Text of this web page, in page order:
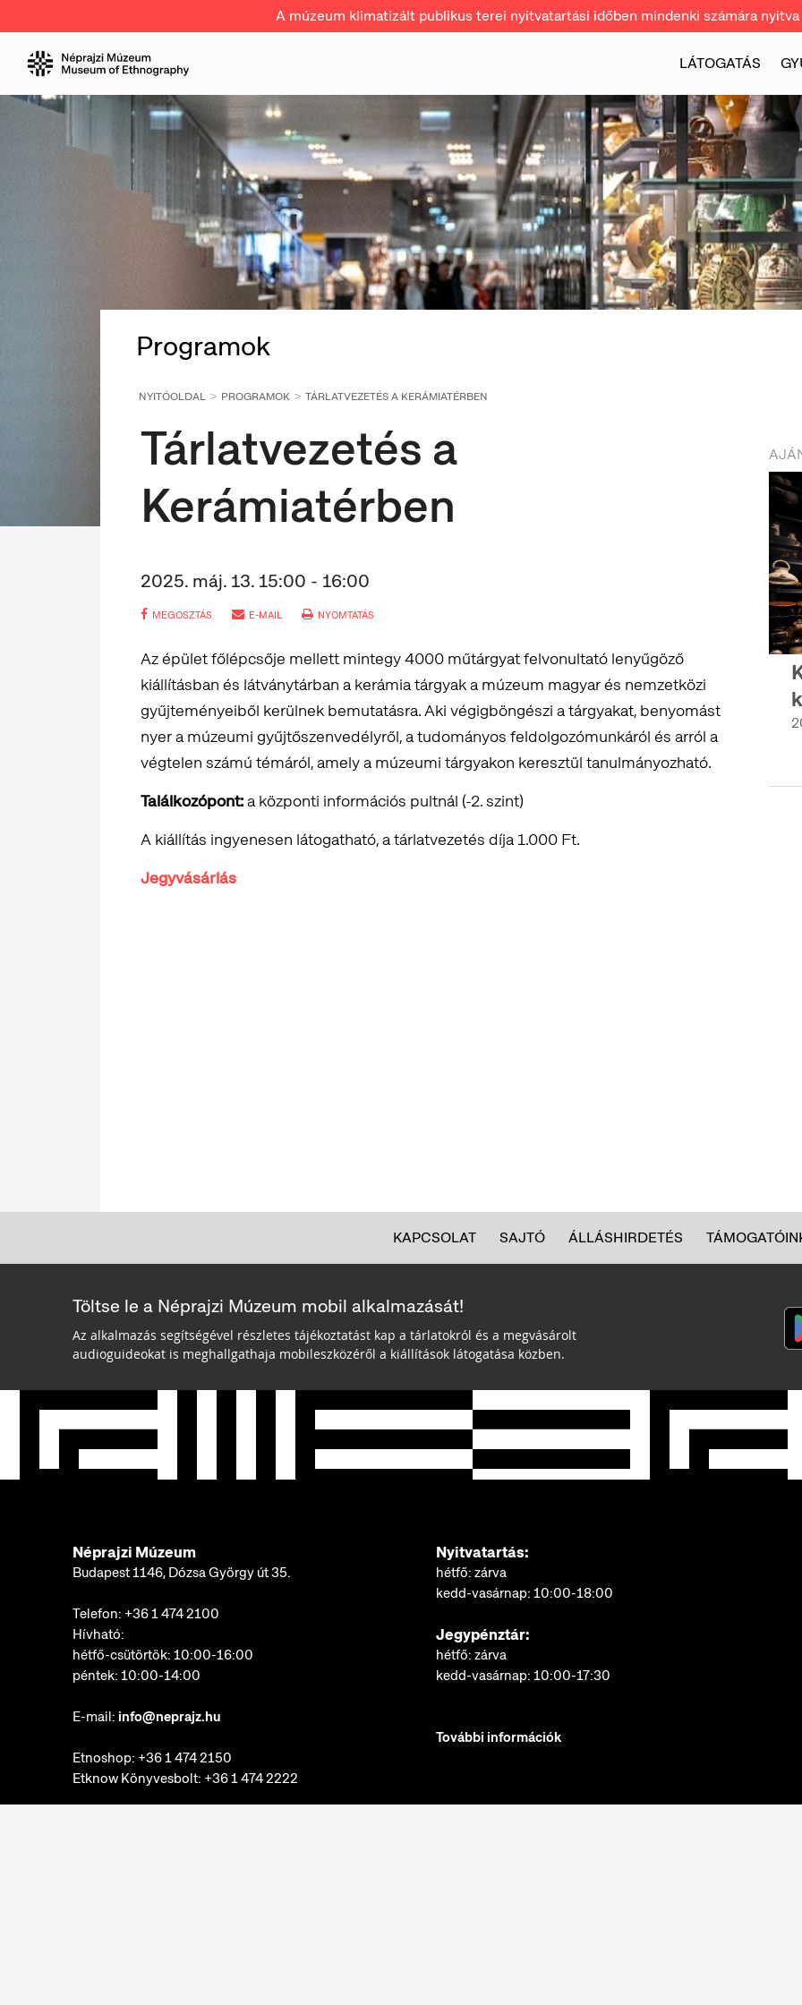
A múzeum klimatizált publikus terei nyitvatartási időben mindenki számára nyitva
LÁTOGATÁS
Programok
NYITÓOLDAL PROGRAMOK TÁRLATVEZETÉS A KERÁMIATÉRBEN
Tárlatvezetés a
Kerámiatérben
2025. máj. 13. 15:00 - 16:00
MEGOSZTÁS E-MAIL NYOMTATÁS
Az épület főlépcsője mellett mintegy 4000 műtárgyat felvonultató lenyűgöző
kiállításban és látványtárban a kerámia tárgyak a múzeum magyar és nemzetközi
gyűjteményeiből kerülnek bemutatásra. Aki végigböngészi a tárgyakat, benyomást
nyer a múzeumi gyűjtőszenvedélyről, a tudományos feldolgozómunkáról és arról a
végtelen számú témáról, amely a múzeumi tárgyakon keresztül tanulmányozható.
Találkozópont:a központi információs pultnál (-2. szint)
A kiállítás ingyenesen látogatható, a tárlatvezetés díja 1.000 Ft.
Jegyvásárlás
KAPCSOLAT SAJTÓ ÁLLÁSHIRDETÉS
Töltse le a Néprajzi Múzeum mobil alkalmazását!
Az alkalmazás segítségével részletes tájékoztatást kap a tárlatokról és a megvásárolt
audioguideokat is meghallgathaja mobileszközéről a kiállítások látogatása közben.
Néprajzi Múzeum
Budapest 1146, Dózsa György út 35.
Telefon: +36 1 474 2100
Hívható:
hétfő-csütörtök: 10:00-16:00
péntek: 10:00-14:00
E-mail: info@neprajz.hu
Etnoshop: +36 1 474 2150
Etknow Könyvesbolt: +36 1 474 2222
Nyitvatartás:
hétfő: zárva
kedd-vasárnap: 10:00-18:00
Jegypénztár:
hétfő: zárva
kedd-vasárnap: 10:00-17:30
További információk